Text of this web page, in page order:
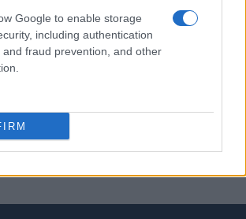
Google to enable storage
including authentication
and fraud prevention, and other
di Irsina per Capitale Italiana della
lancia l’ipotesi Meloni al Quirinale: le
appalti sotto soglia, 1,5 miliardi nel